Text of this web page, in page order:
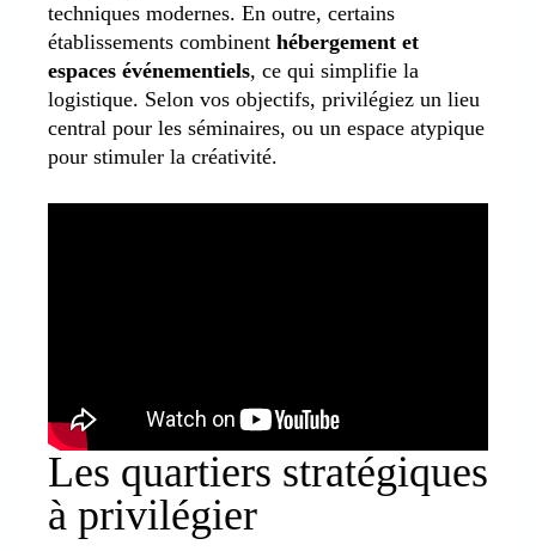
techniques modernes. En outre, certains
établissements combinent hébergement et
espaces événementiels, ce qui simplifie la
logistique. Selon vos objectifs, privilégiez un lieu
central pour les séminaires, ou un espace atypique
pour stimuler la créativité.
Les quartiers stratégiques
à privilégier